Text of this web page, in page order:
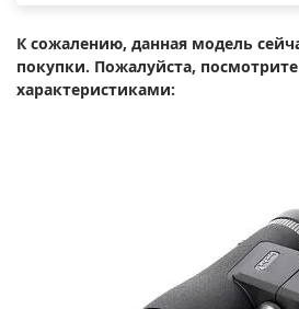
К сожалению, данная модель
покупки. Пожалуйста,
характеристиками: